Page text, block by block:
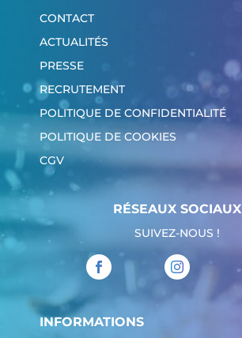
CONTACT
ACTUALITÉS
PRESSE
RECRUTEMENT
POLITIQUE DE CONFIDENTIALITÉ
POLITIQUE DE COOKIES
CGV
RÉSEAUX SOCIAUX
SUIVEZ-NOUS !
INFORMATIONS